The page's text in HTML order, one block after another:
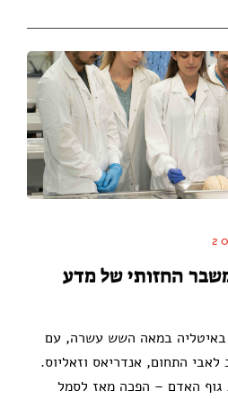
החזותי של מדע
במאה השש עשרה, עם
התחום, אנדריאס וזאליוס.
האדם – הפכה מאז לסמל